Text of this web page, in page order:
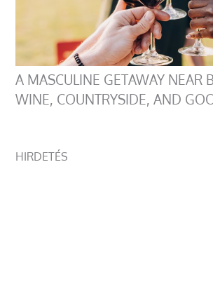
A MASCULINE GETAWAY NEAR
WINE, COUNTRYSIDE, AND
HIRDETÉS